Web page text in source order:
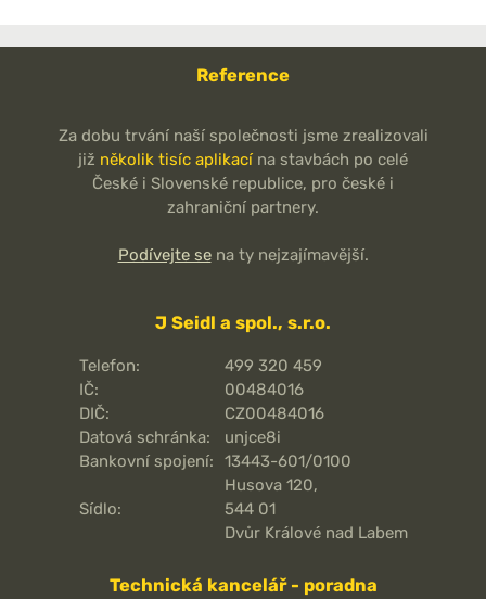
Reference
Za dobu trvání naší společnosti jsme zrealizovali
již několik tisíc aplikací na stavbách po celé
České i Slovenské republice, pro české i
zahraniční partnery.
Podívejte sena ty nejzajímavější.
J Seidl a spol., s.r.o.
Telefon:
499 320 459
IČ:
00484016
DIČ:
CZ00484016
Datová schránka:
unjce8i
Bankovní spojení:
13443-601/0100
Sídlo:
Husova 120,
544 01
Dvůr Králové nad Labem
Technická kancelář - poradna